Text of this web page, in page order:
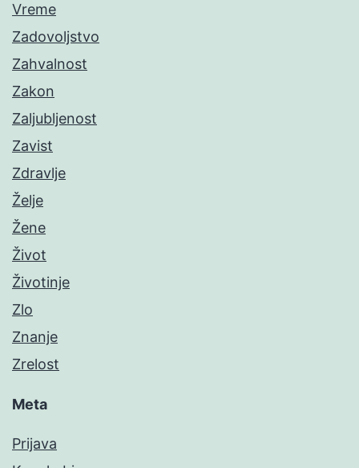
Vreme
Zadovoljstvo
Zahvalnost
Zakon
Zaljubljenost
Zavist
Zdravlje
Želje
Žene
Život
Životinje
Zlo
Znanje
Zrelost
Meta
Prijava